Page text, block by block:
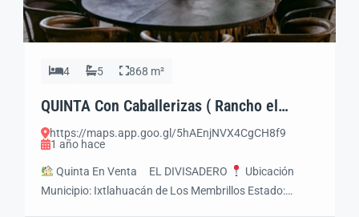
4 5 868 m²
QUINTA Con Caballerizas ( Rancho el
Divisadero )
https://maps.app.goo.gl/5hAEnjNVX4CgCH8f9
1 año hace
Quinta En Venta EL DIVISADERO
Ubicación
Municipio: Ixtlahuacán de Los Membrillos Estado: